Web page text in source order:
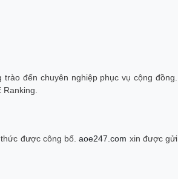
đến chuyên nghiệp phục vụ cộng đồng.
thức được công bố.aoe247.com xin được gửi